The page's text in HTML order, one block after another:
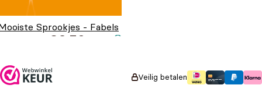
Sprookjes - Fabels
€ 3,50
Veilig betalen